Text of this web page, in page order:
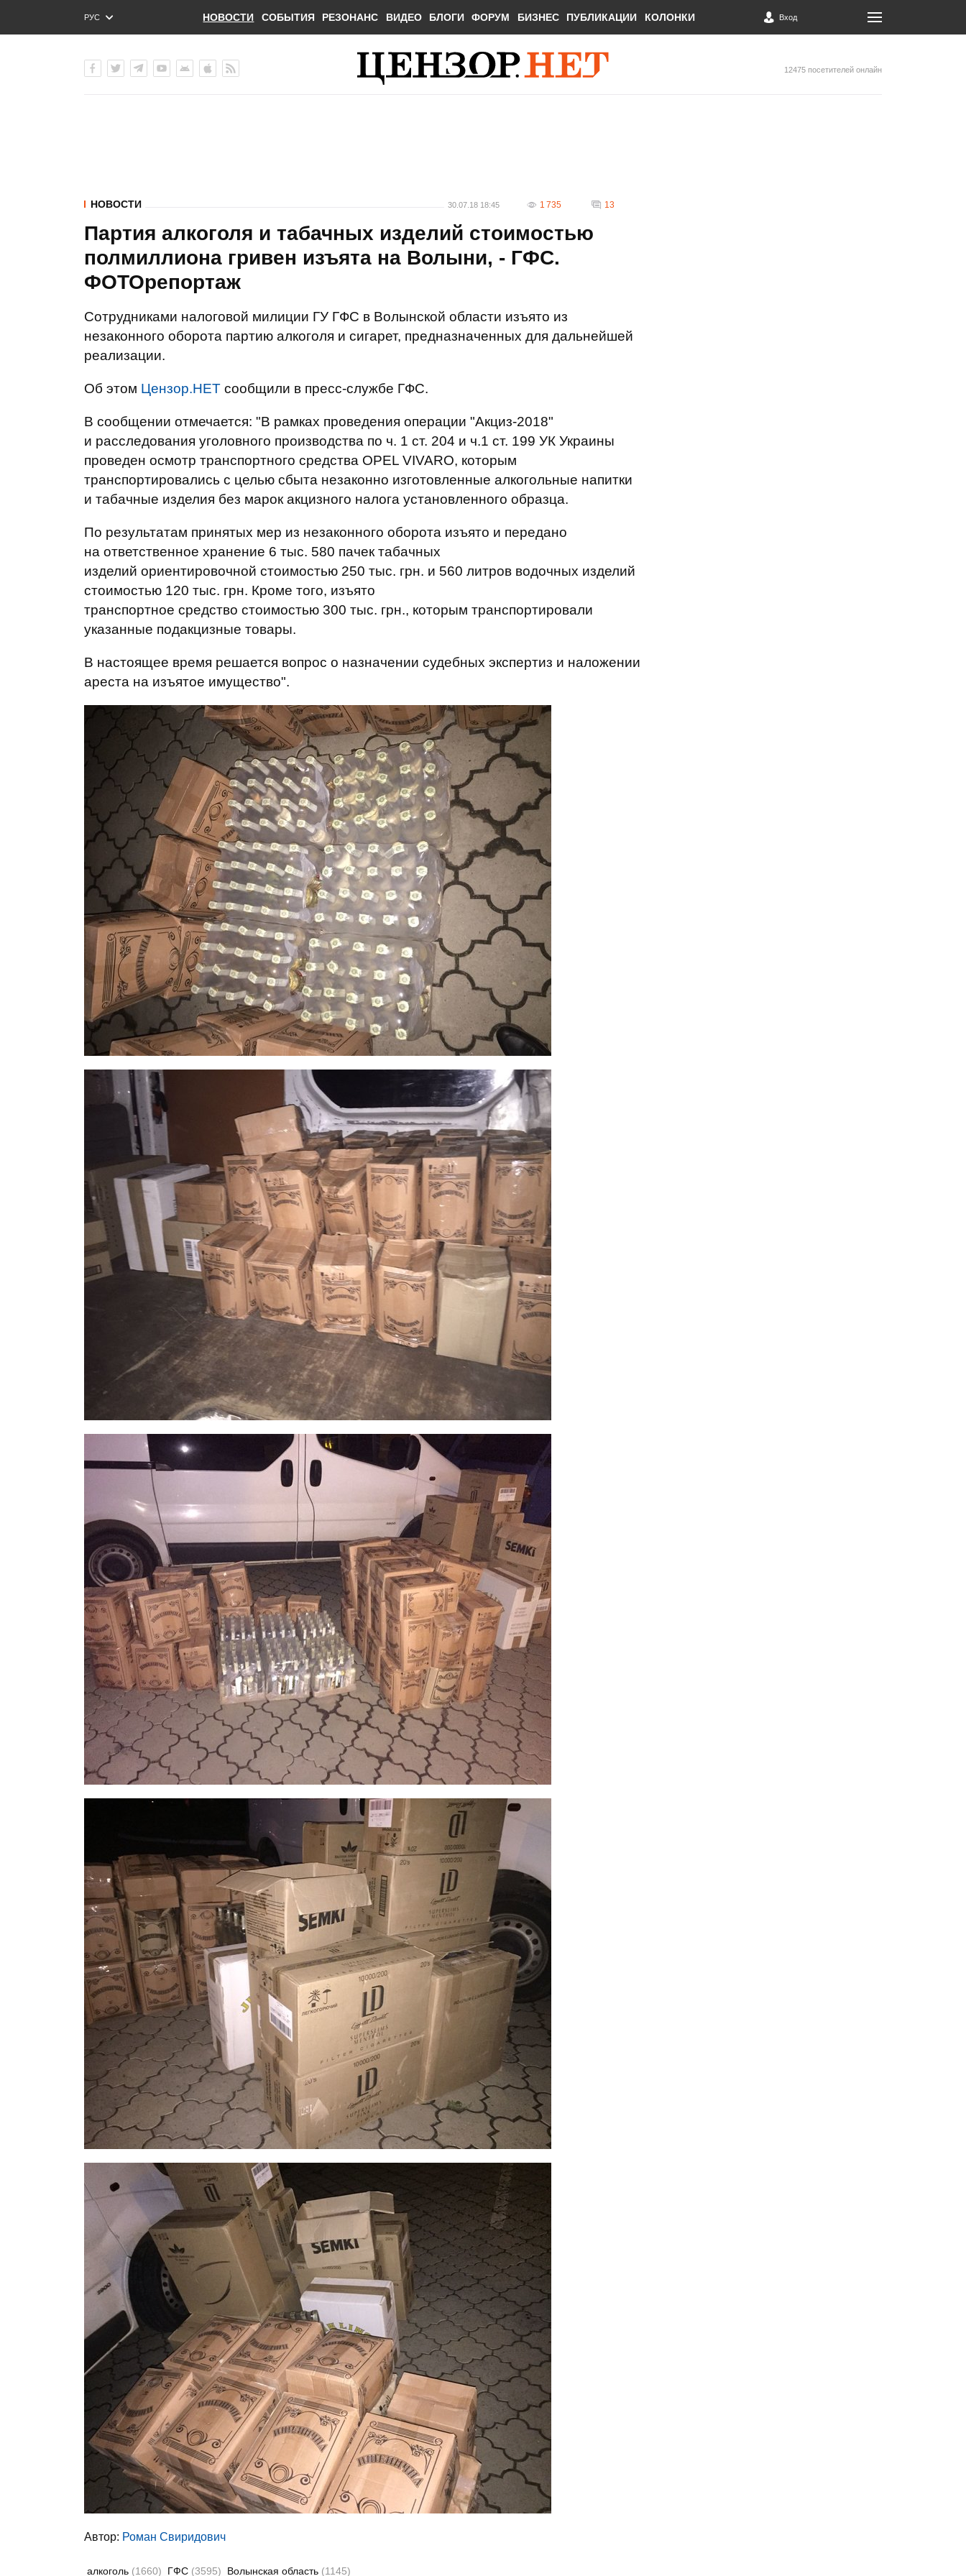
РУС
ENG
НОВОСТИ СОБЫТИЯ РЕЗОНАНС ВИДЕО БЛОГИ ФОРУМ БИЗНЕС ПУБЛИКАЦИИ КОЛОНКИ Вход
12475 посетителей онлайн
НОВОСТИ 30.07.18 18:45 1 735 13
Партия алкоголя и табачных изделий стоимостью
полмиллиона гривен изъята на Волыни, - ГФС.
ФОТОрепортаж
Сотрудниками налоговой милиции ГУ ГФС в Волынской области изъято из
незаконного оборота партию алкоголя и сигарет, предназначенных для дальнейшей
реализации.
Об этом Цензор.НЕТ сообщили в пресс-службе ГФС.
В сообщении отмечается: "В рамках проведения операции "Акциз-2018"
и расследования уголовного производства по ч. 1 ст. 204 и ч.1 ст. 199 УК Украины
проведен осмотр транспортного средства OPEL VIVARO, которым
транспортировались с целью сбыта незаконно изготовленные алкогольные напитки
и табачные изделия без марок акцизного налога установленного образца.
По результатам принятых мер из незаконного оборота изъято и передано
на ответственное хранение 6 тыс. 580 пачек табачных
изделий ориентировочной стоимостью 250 тыс. грн. и 560 литров водочных изделий
стоимостью 120 тыс. грн. Кроме того, изъято
транспортное средство стоимостью 300 тыс. грн., которым транспортировали
указанные подакцизные товары.
В настоящее время решается вопрос о назначении судебных экспертиз и наложении
ареста на изъятое имущество".
Автор: Роман Свиридович
алкоголь (1660) ГФС (3595) Волынская область (1145)